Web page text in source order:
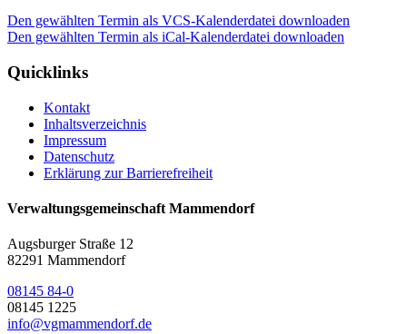
Den gewählten Termin als VCS-Kalenderdatei downloaden
Den gewählten Termin als iCal-Kalenderdatei downloaden
Quicklinks
Kontakt
Inhaltsverzeichnis
Impressum
Datenschutz
Erklärung zur Barrierefreiheit
Verwaltungsgemeinschaft Mammendorf
Augsburger Straße 12
82291 Mammendorf
08145 84-0
08145 1225
info@vgmammendorf.de